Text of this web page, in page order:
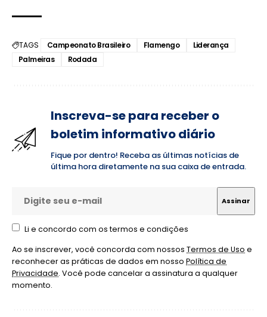
TAGS Campeonato Brasileiro Flamengo
Liderança
Palmeiras
Rodada
Inscreva-se para receber o
boletim informativo diário
Fique por dentro! Receba as últimas notícias de
última hora diretamente na sua caixa de entrada.
Li e concordo com os termos e condições
Ao se inscrever, você concorda com nossos Termos de Usoe
reconhecer as práticas de dados em nosso Política de
Privacidade. Você pode cancelar a assinatura a qualquer
momento.